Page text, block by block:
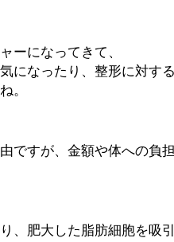
ーになってきて、
になったり、整形に対す
。
ですが、金額や体への負
、肥大した脂肪細胞を吸